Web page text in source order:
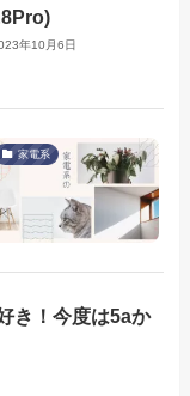
年10月6日
家電系
き！今度は5aか